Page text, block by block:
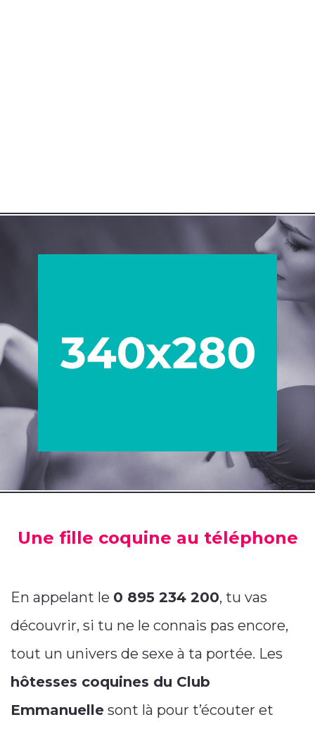
Une fille coquine au téléphone
En appelant le 0 895 234 200, tu vas
découvrir, si tu ne le connais pas encore,
tout un univers de sexe à ta portée. Les
hôtesses coquines du Club
Emmanuelle sont là pour t’écouter et